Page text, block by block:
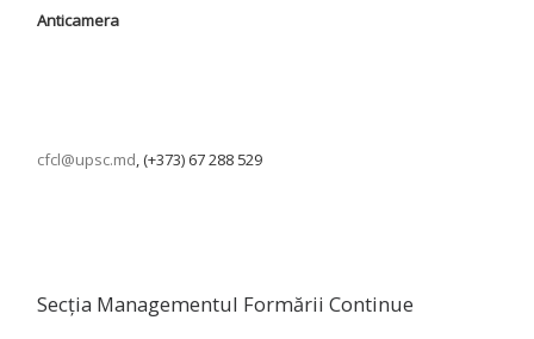
Anticamera
cfcl@upsc.md, (+373) 67 288 529
Secția Managementul Formării Continue